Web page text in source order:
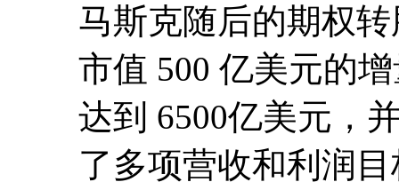
马斯克随后的期权
市值 500 亿美元的
达到 6500亿美元，
了多项营收和利润